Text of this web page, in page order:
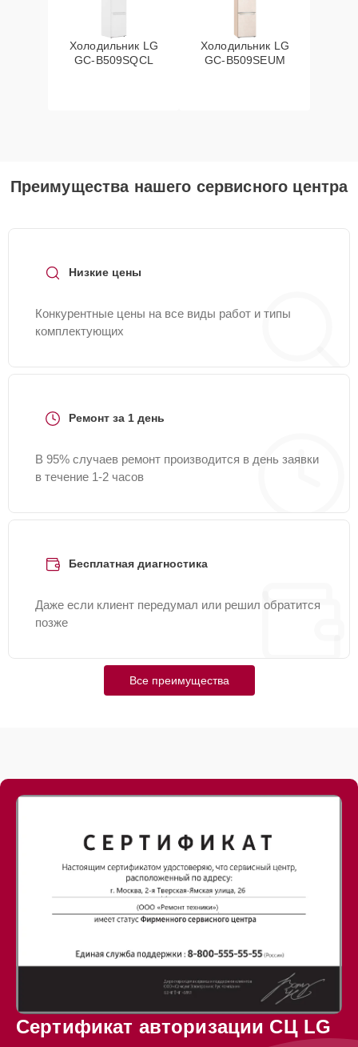
Холодильник LG
GC-B509SQCL
Холодильник LG
GC-B509SEUM
Преимущества нашего сервисного центра
Низкие цены
Конкурентные цены на все виды работ и типы
комплектующих
Ремонт за 1 день
В 95% случаев ремонт производится в день заявки
в течение 1-2 часов
Бесплатная диагностика
Даже если клиент передумал или решил обратится
позже
Все преимущества
Сертификат авторизации СЦ LG